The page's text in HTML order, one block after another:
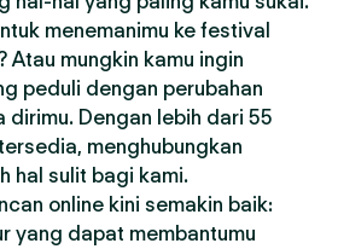
menemanimu ke festival
Atau mungkin kamu ingin
peduli dengan perubahan
dirimu. Dengan lebih dari 55
menghubungkan
hal sulit bagi kami.
online kini semakin baik:
yang dapat membantumu